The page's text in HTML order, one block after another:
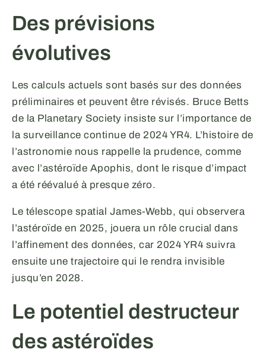
Des prévisions
évolutives
Les calculs actuels sont basés sur des données
préliminaires et peuvent être révisés. Bruce Betts
de la Planetary Society insiste sur l’importance de
la surveillance continue de 2024 YR4. L’histoire de
l’astronomie nous rappelle la prudence, comme
avec l’astéroïde Apophis, dont le risque d’impact
a été réévalué à presque zéro.
Le télescope spatial James-Webb, qui observera
l’astéroïde en 2025, jouera un rôle crucial dans
l’affinement des données, car 2024 YR4 suivra
ensuite une trajectoire qui le rendra invisible
jusqu’en 2028.
Le potentiel destructeur
des astéroïdes